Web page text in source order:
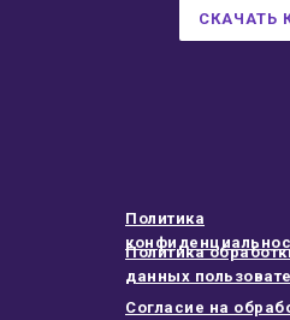
СКАЧАТЬ
Политика
Политика
данных
Согласие на